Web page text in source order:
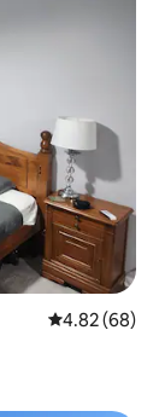
Calificación
4.82 (68)